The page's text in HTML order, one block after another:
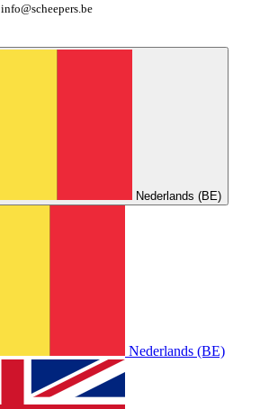
info@scheepers.be
Nederlands (BE)
Nederlands (BE)